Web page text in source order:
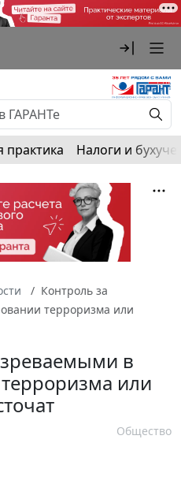
практика Налоги и
Контроль за
терроризма или
в
или
Общество